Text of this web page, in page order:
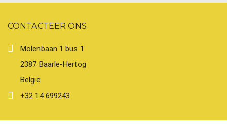
CONTACTEER ONS
Molenbaan 1 bus 1
2387 Baarle-Hertog
België
+32 14 699243